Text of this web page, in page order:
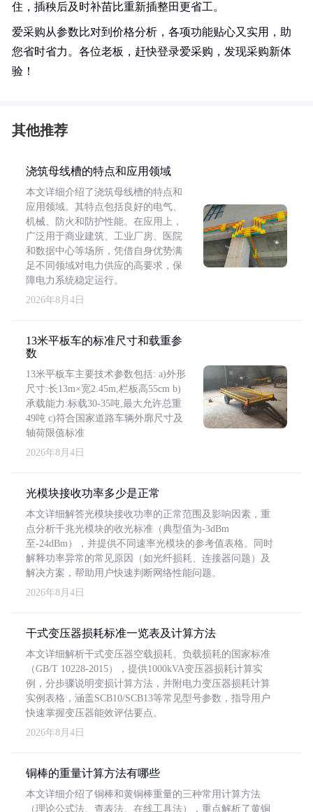
住，插秧后及时补苗比重新插整田更省工。
爱采购从参数比对到价格分析，各项功能贴心又实用，助
您省时省力。各位老板，赶快登录爱采购，发现采购新体
验！
其他推荐
浇筑母线槽的特点和应用领域
本文详细介绍了浇筑母线槽的特点和
应用领域。其特点包括良好的电气、
机械、防火和防护性能。在应用上，
广泛用于商业建筑、工业厂房、医院
和数据中心等场所，凭借自身优势满
足不同领域对电力供应的高要求，保
障电力系统稳定运行。
2026年8月4日
13米平板车的标准尺寸和载重参
数
13米平板车主要技术参数包括: a)外形
尺寸:长13m×宽2.45m,栏板高55cm b)
承载能力:标载30-35吨,最大允许总重
49吨 c)符合国家道路车辆外廓尺寸及
轴荷限值标准
2026年8月4日
光模块接收功率多少是正常
本文详细解答光模块接收功率的正常范围及影响因素，重
点分析千兆光模块的收光标准（典型值为-3dBm
至-24dBm），并提供不同速率光模块的参考值表格。同时
解释功率异常的常见原因（如光纤损耗、连接器问题）及
解决方案，帮助用户快速判断网络性能问题。
2026年8月4日
干式变压器损耗标准一览表及计算方法
本文详细解析干式变压器空载损耗、负载损耗的国家标准
（GB/T 10228-2015），提供1000kVA变压器损耗计算实
例，分步骤说明变损计算方法，并附电力变压器损耗计算
实例表格，涵盖SCB10/SCB13等常见型号参数，指导用户
快速掌握变压器能效评估要点。
2026年8月4日
铜棒的重量计算方法有哪些
本文详细介绍了铜棒和黄铜棒重量的三种常用计算方法
（理论公式法、查表法、在线工具法），重点解析了黄铜